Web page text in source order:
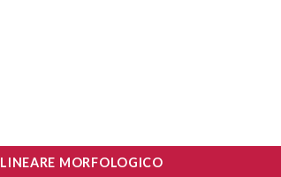
LINEARE MORFOLOGICO